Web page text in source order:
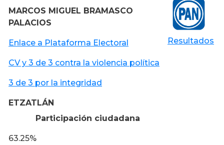
MARCOS MIGUEL BRAMASCO
PALACIOS
Enlace a Plataforma Electoral
CV y 3 de 3 contra la violencia política
3 de 3 por la integridad
Resultados
ETZATLÁN
Participación ciudadana
63.25%